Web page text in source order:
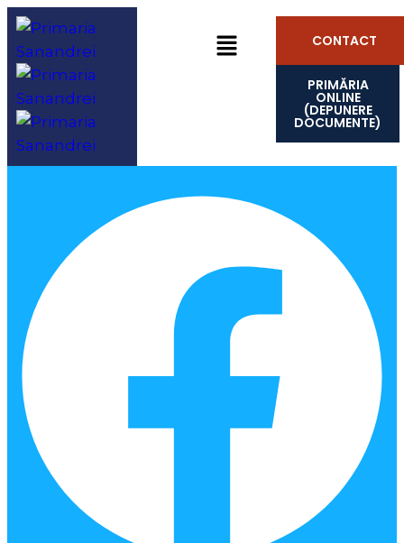
CONTACT
PRIMĂRIA
ONLINE
(DEPUNERE
DOCUMENTE)